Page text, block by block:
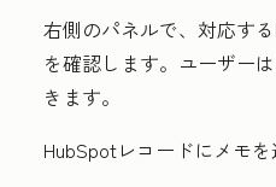
右側のパネルで、対応す
を確認します。ユーザー
きます。
HubSpotレコードにメモを